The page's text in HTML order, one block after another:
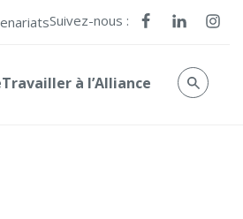
Suivez-nous :
Travailler à l’Alliance